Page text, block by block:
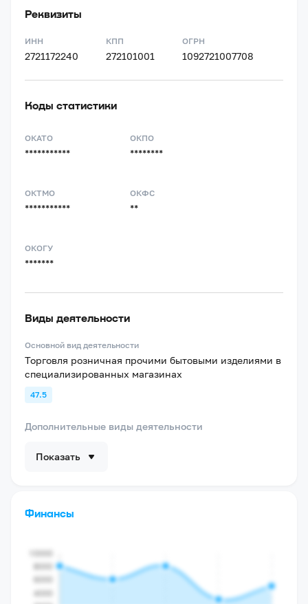
Реквизиты
ИНН
2721172240
КПП
272101001
ОГРН
1092721007708
Коды статистики
ОКАТО
***********
ОКПО
********
ОКТМО
***********
ОКФС
**
ОКОГУ
*******
Виды деятельности
Основной вид деятельности
Торговля розничная прочими бытовыми изделиями в
специализированных магазинах
47.5
Дополнительные виды деятельности
Показать
Финансы